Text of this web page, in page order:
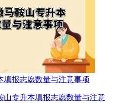
填报志愿数量与注意事项
山专升本填报志愿数量与注意